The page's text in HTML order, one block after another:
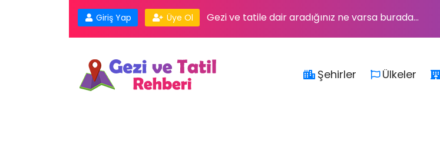
Giriş Yap Üye Ol Gezi ve tatile dair aradığınız ne varsa burada...
Şehirler Ülkeler